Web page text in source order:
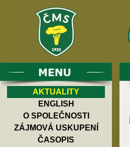
AKTUALITY
ENGLISH
O SPOLEČNOSTI
ZÁJMOVÁ USKUPENÍ
ČASOPIS